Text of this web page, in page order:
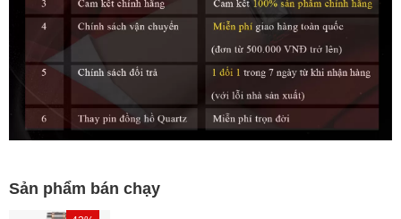
Sản phẩm bán chạy